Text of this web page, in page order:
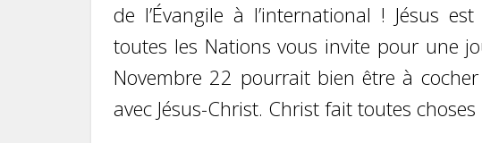
de l’Évangile à l’international ! Jésus
toutes les Nations vous invite pour une
Novembre 22 pourrait bien être à
avec Jésus-Christ. Christ fait toutes choses